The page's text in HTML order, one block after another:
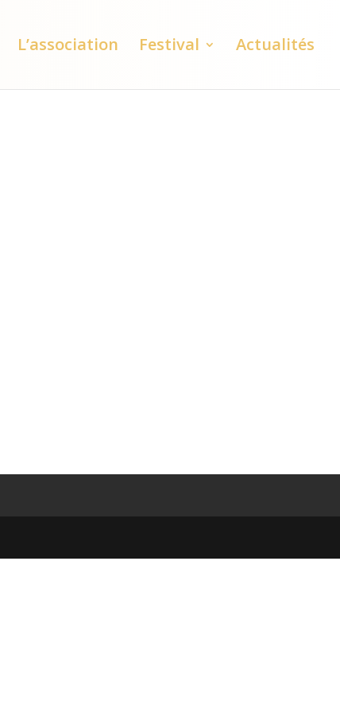
L’association Festival Actualités